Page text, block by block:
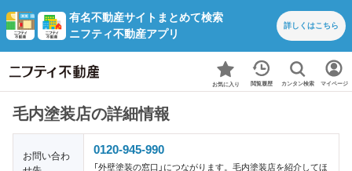
有名不動産サイトまとめて検索
ニフティ不動産アプリ
詳しくはこちら
お気に入り 閲覧履歴 カンタン検索 マイページ
毛内塗装店の詳細情報
お問い合わ
0120-945-990
「外壁塗装の窓口」につながります。毛内塗装店を紹介してほ